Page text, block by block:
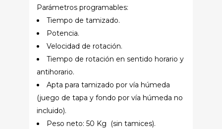
Parámetros programables:
Tiempo de tamizado.
Potencia.
Velocidad de rotación.
Tiempo de rotación en sentido horario y
antihorario.
Apta para tamizado por vía húmeda
(juego de tapa y fondo por vía húmeda no
incluido).
Peso neto: 50 Kg (sin tamices).